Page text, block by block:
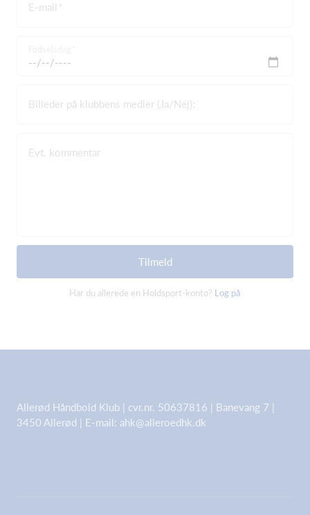
E-mail
Billeder på klubbens medier (Ja/Nej):
Evt. kommentar
Tilmeld
Har du allerede en Holdsport-konto? Log på
Allerød Håndbold Klub | cvr.nr. 50637816 | Banevang 7 |
3450 Allerød | E-mail: ahk@alleroedhk.dk